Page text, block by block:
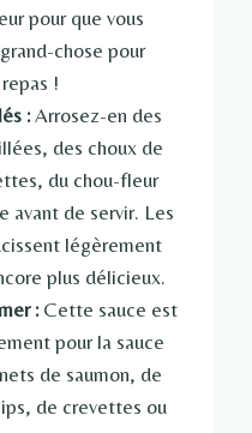
pour que vous
chose pour
!
:Arrosez-en des
des choux de
du chou-fleur
avant de servir. Les
légèrement
plus délicieux.
:Cette sauce est
pour la sauce
de saumon, de
de crevettes ou